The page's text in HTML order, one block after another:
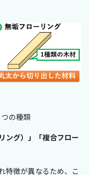
の種類
ング）」「複合フロー
徴が異なるため、こ